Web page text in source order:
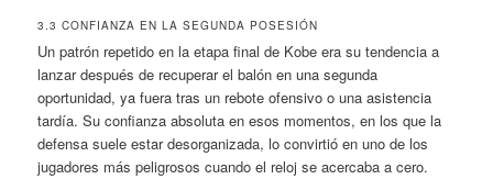
3.3 CONFIANZA EN LA SEGUNDA POSESIÓN
Un patrón repetido en la etapa final de Kobe era su tendencia a
lanzar después de recuperar el balón en una segunda
oportunidad, ya fuera tras un rebote ofensivo o una asistencia
tardía. Su confianza absoluta en esos momentos, en los que la
defensa suele estar desorganizada, lo convirtió en uno de los
jugadores más peligrosos cuando el reloj se acercaba a cero.